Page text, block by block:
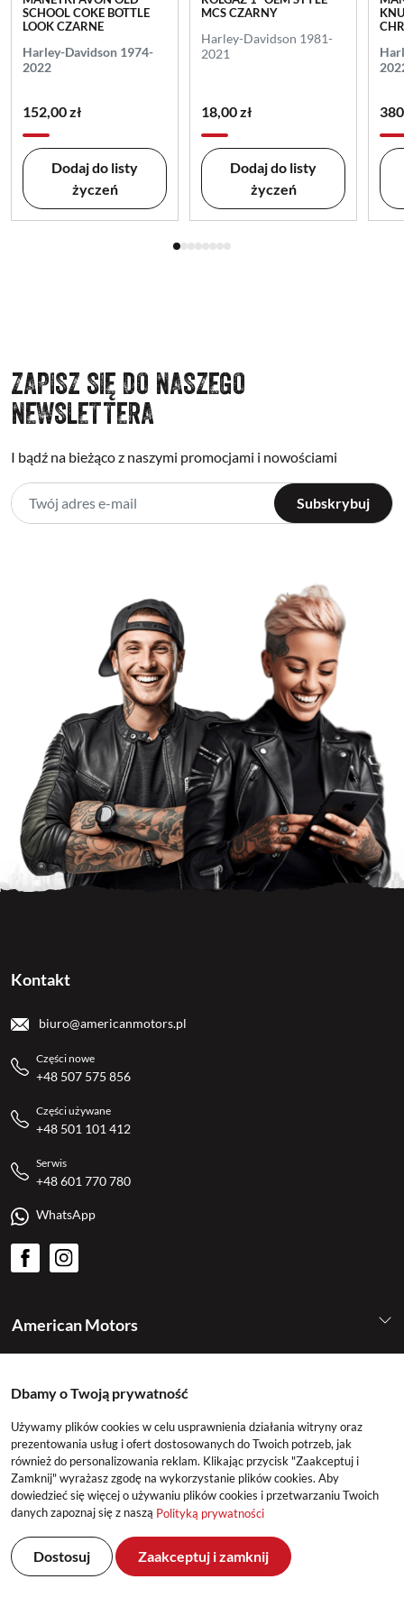
SCHOOL COKE BOTTLE
LOOK CZARNE
Harley-Davidson 1974-
2022
152,00 zł
Dodaj do listy
życzeń
MCS CZARNY
Harley-Davidson 1981-
2021
18,00 zł
Dodaj do listy
życzeń
ZAPISZ SIĘ DO NASZEGO
NEWSLETTERA
I bądź na bieżąco z naszymi promocjami i nowościami
American Motors
Konto
Kontakt
biuro@americanmotors.pl
Części nowe
+48 507 575 856
Części używane
+48 501 101 412
Serwis
+48 601 770 780
WhatsApp
©2026 American Motors All Rights Reserved
Dbamy o Twoją prywatność
Używamy plików cookies w celu usprawnienia działania witryny oraz
prezentowania usług i ofert dostosowanych do Twoich potrzeb, jak
również do personalizowania reklam. Klikając przycisk "Zaakceptuj i
Zamknij" wyrażasz zgodę na wykorzystanie plików cookies. Aby
dowiedzieć się więcej o używaniu plików cookies i przetwarzaniu Twoich
danych zapoznaj się z naszą Polityką prywatności
Dostosuj Zaakceptuj i zamknij